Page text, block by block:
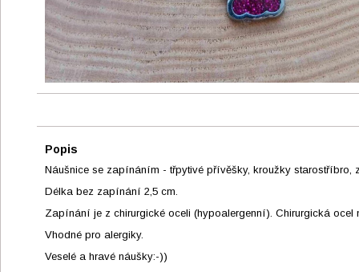
Popis
Náušnice se zapínáním - třpytivé přívěšky, kroužky starostříbro,
Délka bez zapínání 2,5 cm.
Zapínání je z chirurgické oceli (hypoalergenní). Chirurgická
Vhodné pro alergiky.
Veselé a hravé náušky:-))